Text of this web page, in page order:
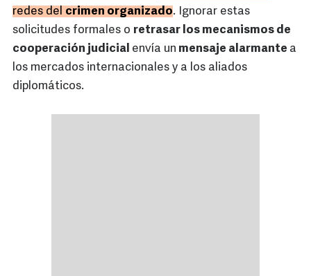
redes del crimen organizado. Ignorar estas
solicitudes formales o retrasar los mecanismos de
cooperación judicial envía un mensaje alarmante a
los mercados internacionales y a los aliados
diplomáticos.